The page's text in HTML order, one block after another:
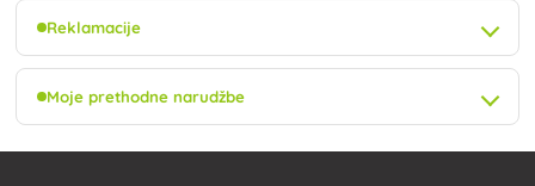
Reklamacije
Moje prethodne narudžbe